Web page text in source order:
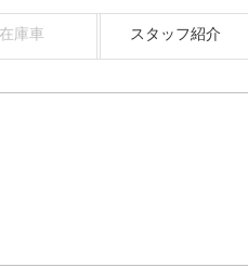
在庫車 スタッフ紹介